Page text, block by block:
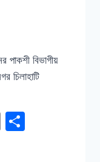
পাকশী বিভাগীয়
চিলাহাটি
Copy